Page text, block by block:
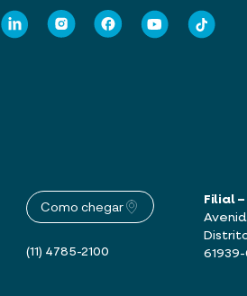
Como chegar
(11) 4785-2100
Filial